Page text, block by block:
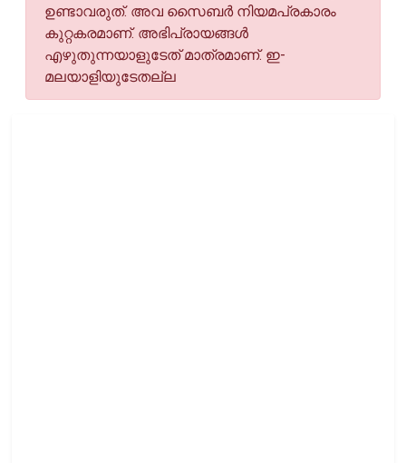
ഉണ്ടാവരുത്. അവ സൈബര്‍ നിയമപ്രകാരം
കുറ്റകരമാണ്. അഭിപ്രായങ്ങള്‍
എഴുതുന്നയാളുടേത് മാത്രമാണ്. ഇ-
മലയാളിയുടേതല്ല